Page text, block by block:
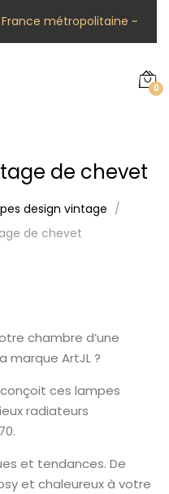
métropolitaine ~
0
de chevet
design vintage
de chevet
chambre d’une
marque ArtJL ?
ces lampes
radiateurs
et tendances. De
et chaleureux à votre